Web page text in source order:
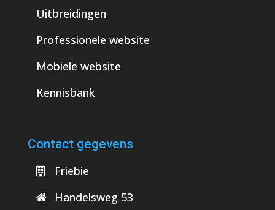
Uitbreidingen
Professionele website
Mobiele website
Kennisbank
Contact gegevens
Friebie
Handelsweg 53